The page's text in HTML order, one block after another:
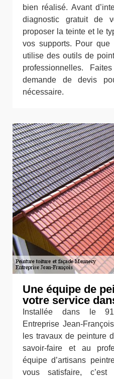
bien réalisé. Avant
diagnostic gratuit de
proposer la teinte et le
vos supports. Pour que
utilise des outils de
professionnelles.
demande de devis
nécessaire.
Une équipe de
votre service
Installée dans le
Entreprise Jean-
les travaux de peinture
savoir-faire et au
équipe d’artisans
vous satisfaire,